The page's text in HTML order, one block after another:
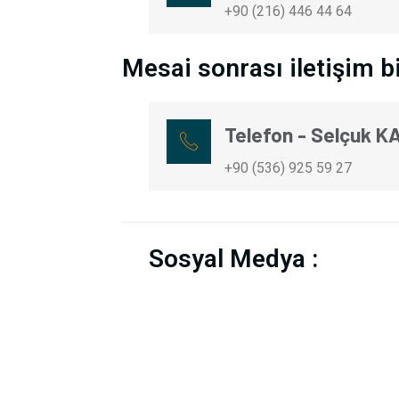
+90 (216) 446 44 64
Mesai sonrası iletişim
Telefon - Selçuk
+90 (536) 925 59 27
Sosyal Medya :